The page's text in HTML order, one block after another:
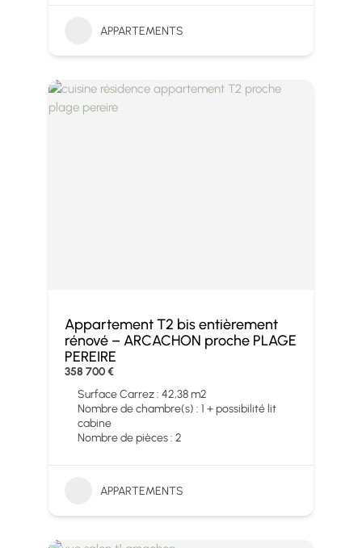
APPARTEMENTS
Appartement T2 bis entièrement
rénové – ARCACHON proche PLAGE
PEREIRE
358 700 €
Surface Carrez : 42,38 m2
Nombre de chambre(s) : 1 + possibilité lit
cabine
Nombre de pièces : 2
APPARTEMENTS